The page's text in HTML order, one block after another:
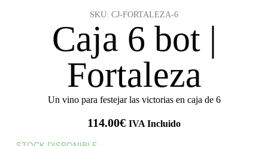
SKU: CJ-FORTALEZA-6
Caja 6 bot |
Fortaleza
Un vino para festejar las victorias en caja de 6
114.00€ IVA Incluido